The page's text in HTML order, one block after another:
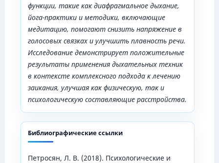
функции, такие как диафрагмальное дыхание,
йога-практики и методики, включающие
медитацию, помогают снизить напряжение в
голосовых связках и улучшить плавность речи.
Исследование демонстрирует положительные
результаты применения дыхательных техник
в контексте комплексного подхода к лечению
заикания, улучшая как физическую, так и
психологическую составляющие расстройства.
Библиографические ссылки
Петросян, Л. В. (2018). Психологические и